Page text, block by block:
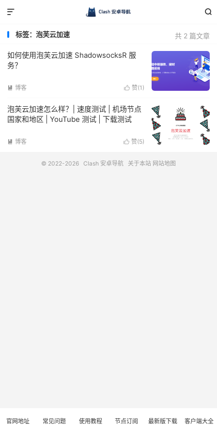


共 2 篇文章
标签：泡芙云加速
如何使用泡芙云加速 ShadowsocksR 服
务？
 赞(1 )
 博客
泡芙云加速怎么样？| 速度测试 | 机场节点
国家和地区 | YouTube 测试 | 下载测试
 赞(5)
 博客
© 2022-2026 Clash 安卓导航 关于本站 网站地图
官网地址 常见问题 使用教程 节点订阅 最新版下载 客户端大全